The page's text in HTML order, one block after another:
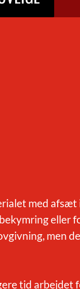
med afsæt
eller
men
tid arbejdet